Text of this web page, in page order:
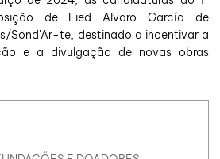
de Lied Alvaro García de
Sond'Ar-te, destinado a incentivar a
e a divulgação de novas obras